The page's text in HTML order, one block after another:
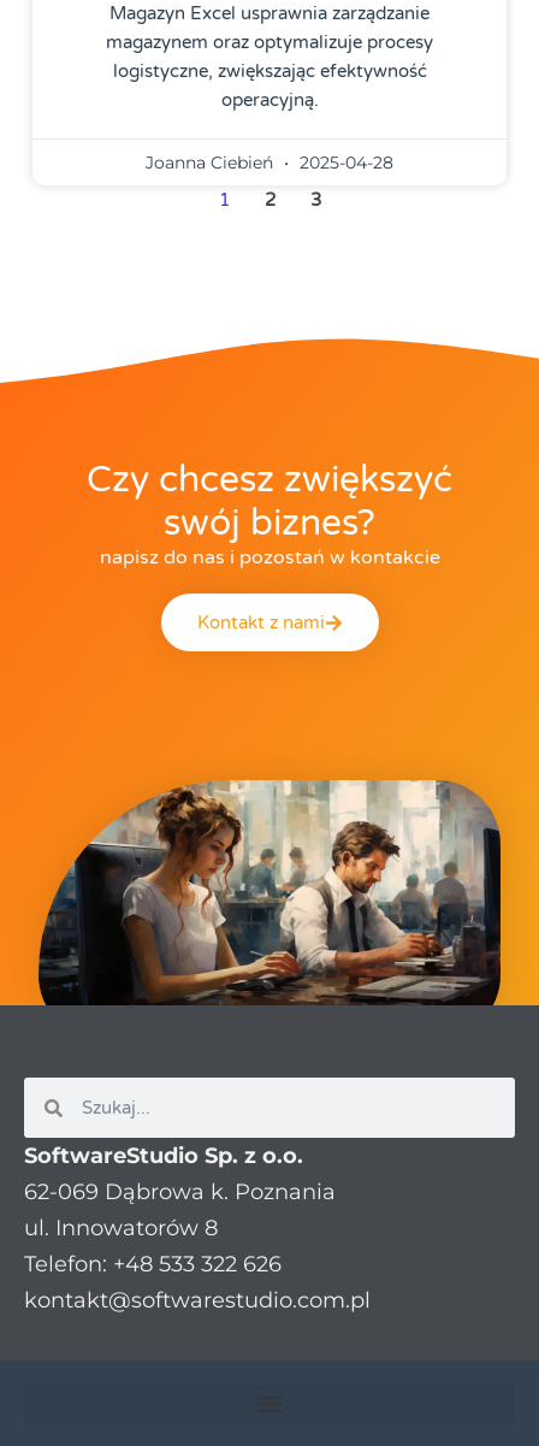
Magazyn Excel usprawnia zarządzanie
magazynem oraz optymalizuje procesy
logistyczne, zwiększając efektywność
operacyjną.
Joanna Ciebień
2025-04-28
1
2 3
Czy chcesz zwiększyć
swój biznes?
napisz do nas i pozostań w kontakcie
Kontakt z nami
SoftwareStudio Sp. z o.o.
62-069 Dąbrowa k. Poznania
ul. Innowatorów 8
Telefon: +48 533 322 626
kontakt@softwarestudio.com.pl